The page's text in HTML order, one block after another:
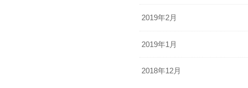
2019年2月
2019年1月
2018年12月